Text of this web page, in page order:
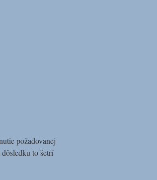
požadovanej
to šetrí